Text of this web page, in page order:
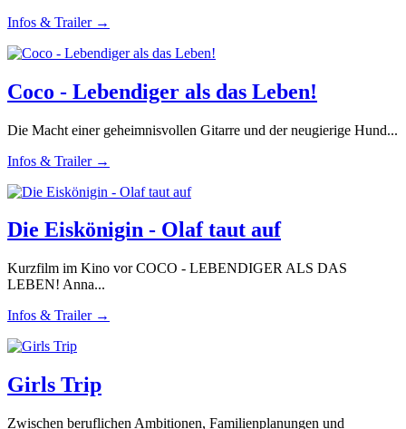
Infos & Trailer →
Coco - Lebendiger als das Leben!
Die Macht einer geheimnisvollen Gitarre und der neugierige Hund...
Infos & Trailer →
Die Eiskönigin - Olaf taut auf
Kurzfilm im Kino vor COCO - LEBENDIGER ALS DAS
LEBEN! Anna...
Infos & Trailer →
Girls Trip
Zwischen beruflichen Ambitionen, Familienplanungen und